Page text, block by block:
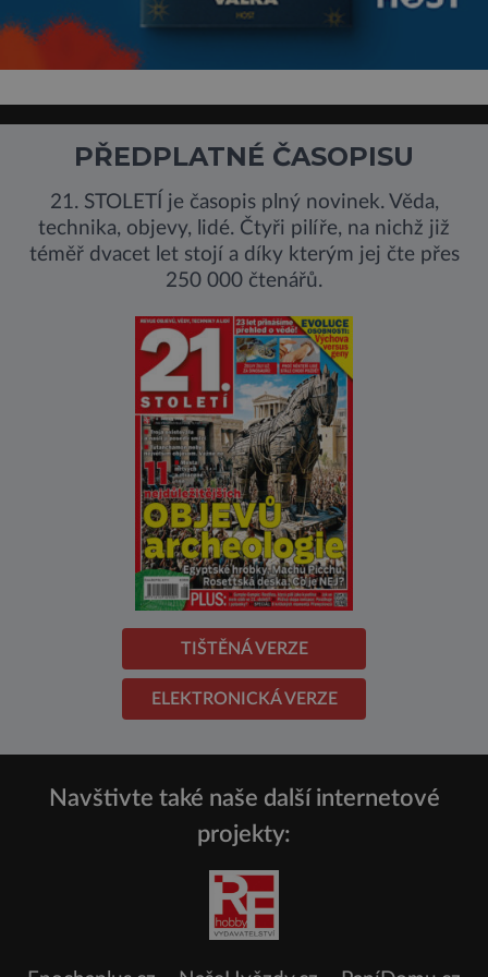
PŘEDPLATNÉ ČASOPISU
21. STOLETÍ je časopis plný novinek. Věda,
technika, objevy, lidé. Čtyři pilíře, na nichž již
téměř dvacet let stojí a díky kterým jej čte přes
250 000 čtenářů.
TIŠTĚNÁ VERZE
ELEKTRONICKÁ VERZE
Navštivte také naše další internetové
projekty: